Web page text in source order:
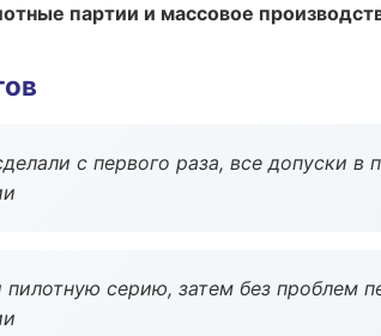
партии и массовое
с первого раза, все допуски
пилотную серию, затем без проблем